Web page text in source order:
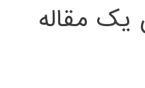
مقاله